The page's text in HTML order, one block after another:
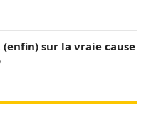
sur la vraie cause